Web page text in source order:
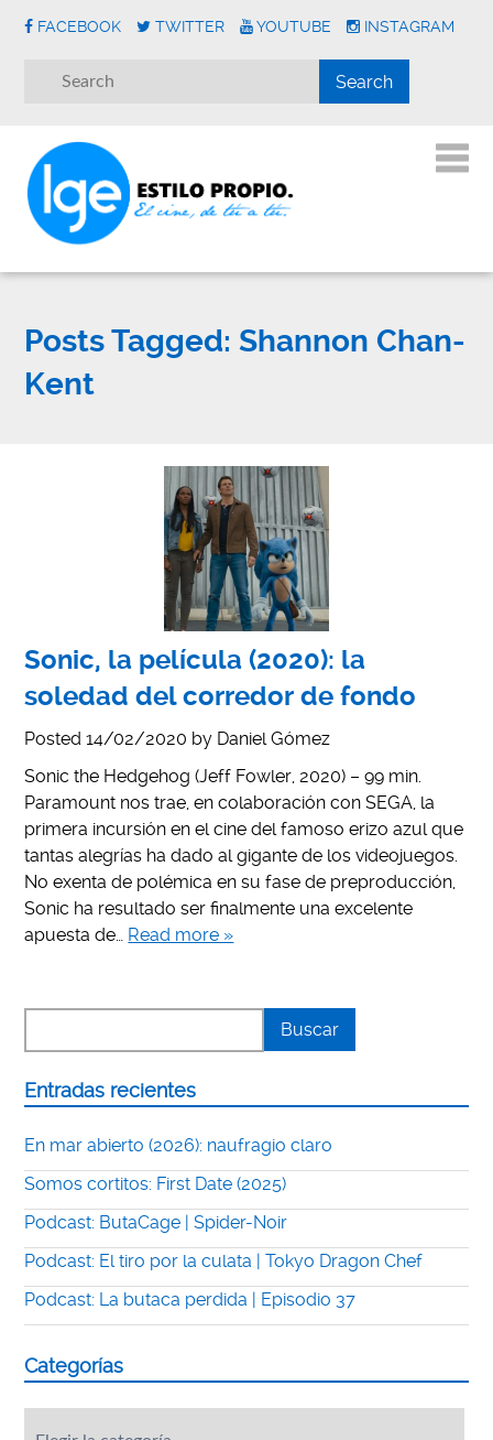
FACEBOOK TWITTER YOUTUBE INSTAGRAM
Posts Tagged: Shannon Chan-
Kent
Sonic, la película (2020): la
soledad del corredor de fondo
Posted14/02/2020 by Daniel Gómez
Sonic the Hedgehog (Jeff Fowler, 2020) – 99 min.
Paramount nos trae, en colaboración con SEGA, la
primera incursión en el cine del famoso erizo azul que
tantas alegrías ha dado al gigante de los videojuegos.
No exenta de polémica en su fase de preproducción,
Sonic ha resultado ser finalmente una excelente
apuesta de… Read more »
Entradas recientes
En mar abierto (2026): naufragio claro
Somos cortitos: First Date (2025)
Podcast: ButaCage | Spider-Noir
Podcast: El tiro por la culata | Tokyo Dragon Chef
Podcast: La butaca perdida | Episodio 37
Categorías